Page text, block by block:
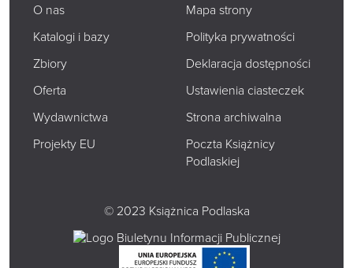
O nas
Katalogi i bazy
Zbiory
Oferta
Wydawnictwa
Projekty EU
Mapa strony
Polityka prywatności
Deklaracja dostępności
Ustawienia ciasteczek
Strona archiwalna
Poczta Książnicy
Podlaskiej
© 2023 Książnica Podlaska